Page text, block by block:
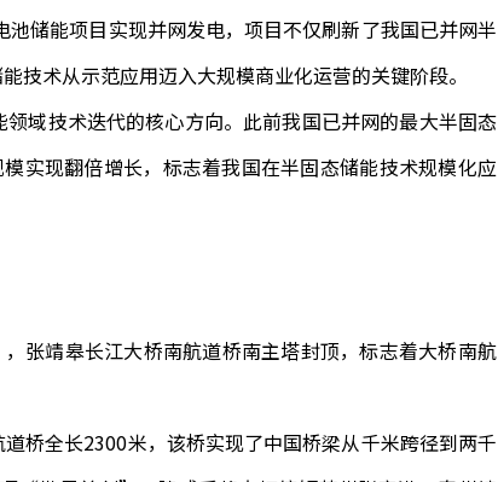
储能项目实现并网发电，项目不仅刷新了我国已并网半
技术从示范应用迈入大规模商业化运营的关键阶段。
技术迭代的核心方向。此前我国已并网的最大半固态
实现翻倍增长，标志着我国在半固态储能技术规模化应
靖皋长江大桥南航道桥南主塔封顶，标志着大桥南航
全长2300米，该桥实现了中国桥梁从千米跨径到两千